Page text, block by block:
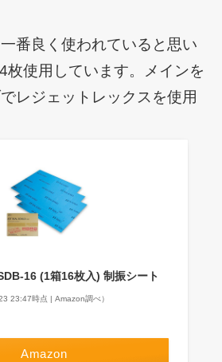
番良く使われていると思い
枚使用しています。メインを
レジェットレックスを使用
16 (1箱16枚入) 制振シート
23:47時点 | Amazon調べ）
Amazon